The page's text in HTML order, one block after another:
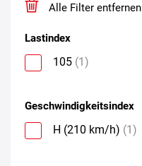
Alle Filter entfernen
Lastindex
105 (1)
Geschwindigkeitsindex
H (210 km/h) (1)